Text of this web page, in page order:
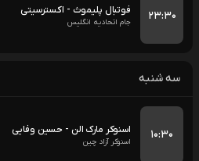
۲۳:۳۰ فوتبال پلیموث - اکسترسیتی
جام اتحادیه انگلیس
سه شنبه
۱۰:۳۰ اسنوکر مارک الن - حسین وفایی
اسنوکر آزاد چین